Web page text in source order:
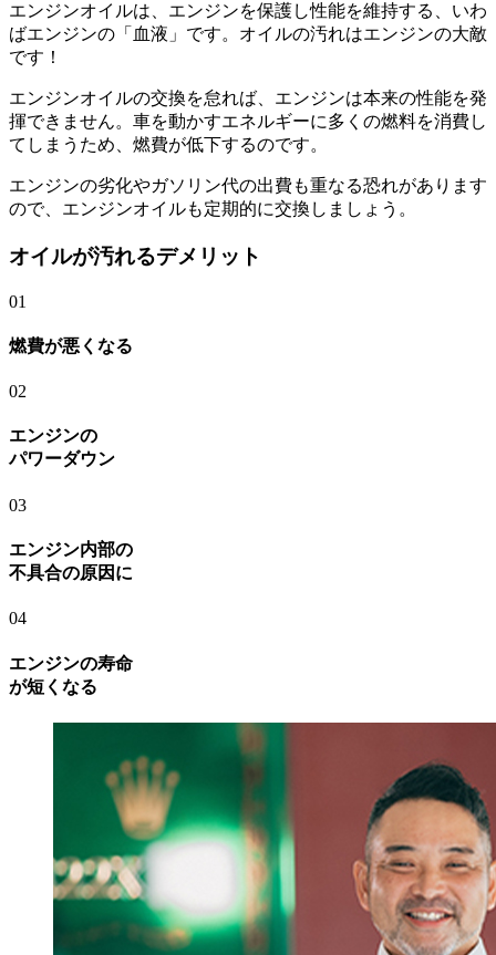
エンジンオイルは、エンジンを保護し性能を維持する、いわ
ばエンジンの「血液」です。オイルの汚れはエンジンの大敵
です！
エンジンオイルの交換を怠れば、エンジンは本来の性能を発
揮できません。車を動かすエネルギーに多くの燃料を消費し
てしまうため、燃費が低下するのです。
エンジンの劣化やガソリン代の出費も重なる恐れがあります
ので、エンジンオイルも定期的に交換しましょう。
オイルが汚れるデメリット
01
燃費が悪くなる
02
エンジンの
パワーダウン
03
エンジン内部の
不具合の原因に
04
エンジンの寿命
が短くなる